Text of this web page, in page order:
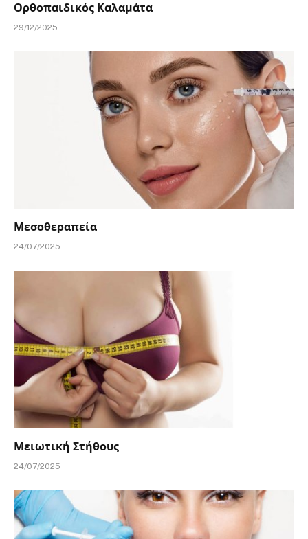
Ορθοπαιδικός Καλαμάτα
29/12/2025
Μεσοθεραπεία
24/07/2025
Μειωτική Στήθους
24/07/2025